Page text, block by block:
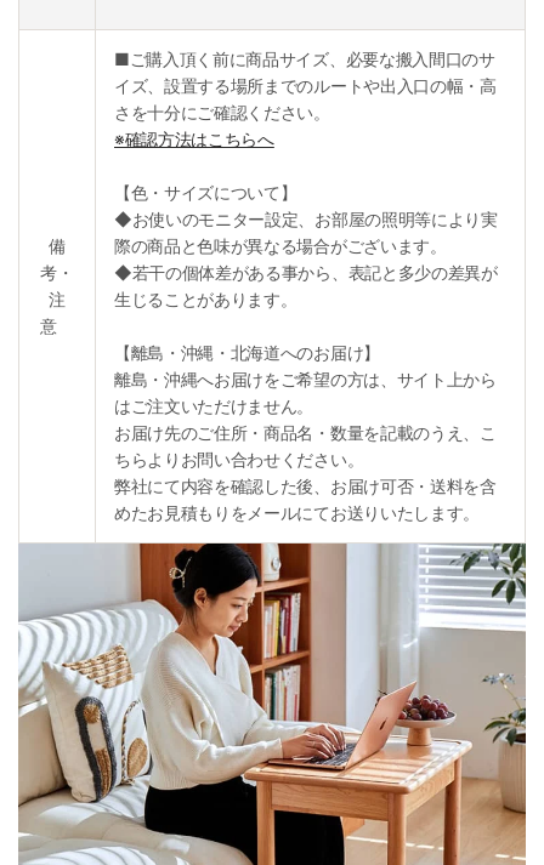
備
考・
注
意
■ご購入頂く前に商品サイズ、必要な搬入間口のサ
イズ、設置する場所までのルートや出入口の幅・高
さを十分にご確認ください。
※確認方法はこちらへ
【色・サイズについて】
◆お使いのモニター設定、お部屋の照明等により実
際の商品と色味が異なる場合がございます。
◆若干の個体差がある事から、表記と多少の差異が
生じることがあります。
【離島・沖縄・北海道へのお届け】
離島・沖縄へお届けをご希望の方は、サイト上から
はご注文いただけません。
お届け先のご住所・商品名・数量を記載のうえ、こ
ちらよりお問い合わせください。
弊社にて内容を確認した後、お届け可否・送料を含
めたお見積もりをメールにてお送りいたします。